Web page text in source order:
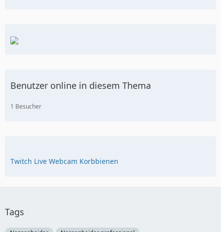
Benutzer online in diesem Thema
1 Besucher
Twitch Live Webcam Korbbienen
Tags